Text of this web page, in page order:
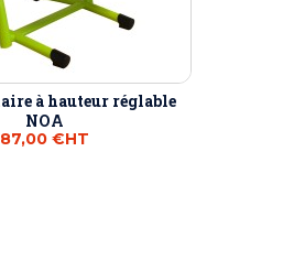
à hauteur réglable
NOA
87,00 €HT